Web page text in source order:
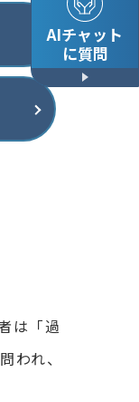
は「過
われ、
AIチャット
に質問